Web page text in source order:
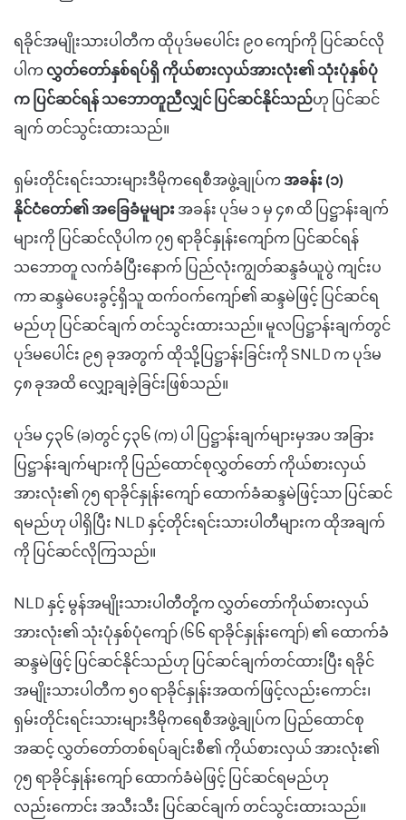
ရခိုင်အမျိုးသားပါတီက ထိုပုဒ်မပေါင်း ၉၀ ကျော်ကို ပြင်ဆင်လို
ပါက လွှတ်တော်နှစ်ရပ်ရှိ ကိုယ်စားလှယ်အားလုံး၏ သုံးပုံနှစ်ပုံ
က ပြင်ဆင်ရန် သဘောတူညီလျှင် ပြင်ဆင်နိုင်သည်ဟု ပြင်ဆင်
ချက် တင်သွင်းထားသည်။
ရှမ်းတိုင်းရင်းသားများဒီမိုကရေစီအဖွဲ့ချုပ်က အခန်း (၁)
နိုင်ငံတော်၏ အခြေခံမူများ အခန်း ပုဒ်မ ၁ မှ ၄၈ ထိ ပြဋ္ဌာန်းချက်
များကို ပြင်ဆင်လိုပါက ၇၅ ရာခိုင်နှုန်းကျော်က ပြင်ဆင်ရန်
သဘောတူ လက်ခံပြီးနောက် ပြည်လုံးကျွတ်ဆန္ဒခံယူပွဲ ကျင်းပ
ကာ ဆန္ဒမဲပေးခွင့်ရှိသူ ထက်ဝက်ကျော်၏ ဆန္ဒမဲဖြင့် ပြင်ဆင်ရ
မည်ဟု ပြင်ဆင်ချက် တင်သွင်းထားသည်။ မူလပြဋ္ဌာန်းချက်တွင်
ပုဒ်မပေါင်း ၉၅ ခုအတွက် ထိုသို့ပြဋ္ဌာန်းခြင်းကို SNLD က ပုဒ်မ
၄၈ ခုအထိ လျှော့ချခဲ့ခြင်းဖြစ်သည်။
ပုဒ်မ ၄၃၆ (ခ)တွင် ၄၃၆ (က) ပါ ပြဋ္ဌာန်းချက်များမှအပ အခြား
ပြဋ္ဌာန်းချက်များကို ပြည်ထောင်စုလွှတ်တော် ကိုယ်စားလှယ်
အားလုံး၏ ၇၅ ရာခိုင်နှုန်းကျော် ထောက်ခံဆန္ဒမဲဖြင့်သာ ပြင်ဆင်
ရမည်ဟု ပါရှိပြီး NLD နှင့်တိုင်းရင်းသားပါတီများက ထိုအချက်
ကို ပြင်ဆင်လိုကြသည်။
NLD နှင့် မွန်အမျိုးသားပါတီတို့က လွှတ်တော်ကိုယ်စားလှယ်
အားလုံး၏ သုံးပုံနှစ်ပုံကျော် (၆၆ ရာခိုင်နှုန်းကျော်) ၏ ထောက်ခံ
ဆန္ဒမဲဖြင့် ပြင်ဆင်နိုင်သည်ဟု ပြင်ဆင်ချက်တင်ထားပြီး ရခိုင်
အမျိုးသားပါတီက ၅၀ ရာခိုင်နှုန်းအထက်ဖြင့်လည်းကောင်း၊
ရှမ်းတိုင်းရင်းသားများဒီမိုကရေစီအဖွဲ့ချုပ်က ပြည်ထောင်စု
အဆင့် လွှတ်တော်တစ်ရပ်ချင်းစီ၏ ကိုယ်စားလှယ် အားလုံး၏
၇၅ ရာခိုင်နှုန်းကျော် ထောက်ခံမဲဖြင့် ပြင်ဆင်ရမည်ဟု
လည်းကောင်း အသီးသီး ပြင်ဆင်ချက် တင်သွင်းထားသည်။